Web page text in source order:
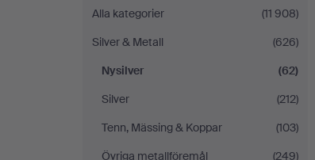
på
Markus
Auktioner
Alla kategorier
(11 908)
Silver & Metall
(626)
Nysilver
(62)
Silver
(212)
Tenn, Mässing & Koppar
(103)
Övriga metallföremål
(249)